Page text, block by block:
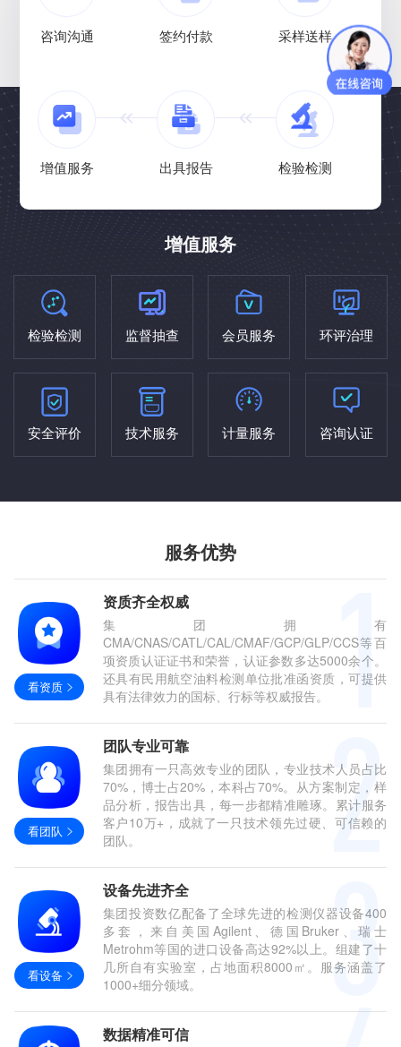
咨询沟通 签约付款 采样送样
增值服务 出具报告 检验检测
增值服务
检验检测 监督抽查 会员服务 环评治理
安全评价 技术服务 计量服务 咨询认证
服务优势
看资质
资质齐全权威
集团拥有
CMA/CNAS/CATL/CAL/CMAF/GCP/GLP/CCS等百
项资质认证证书和荣誉，认证参数多达5000余个。
还具有民用航空油料检测单位批准函资质，可提供
具有法律效力的国标、行标等权威报告。
看团队
团队专业可靠
集团拥有一只高效专业的团队，专业技术人员占比
70%，博士占20%，本科占70%。从方案制定，样
品分析，报告出具，每一步都精准雕琢。累计服务
客户10万+，成就了一只技术领先过硬、可信赖的
团队。
看设备
设备先进齐全
集团投资数亿配备了全球先进的检测仪器设备400
多套，来自美国Agilent、德国Bruker、瑞士
Metrohm等国的进口设备高达92%以上。组建了十
几所自有实验室，占地面积8000㎡。服务涵盖了
1000+细分领域。
数据精准可信